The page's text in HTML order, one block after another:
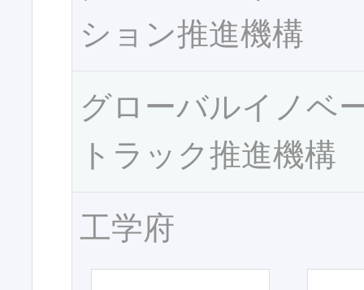
ション推進機構
グローバルイノベ
トラック推進機構
工学府